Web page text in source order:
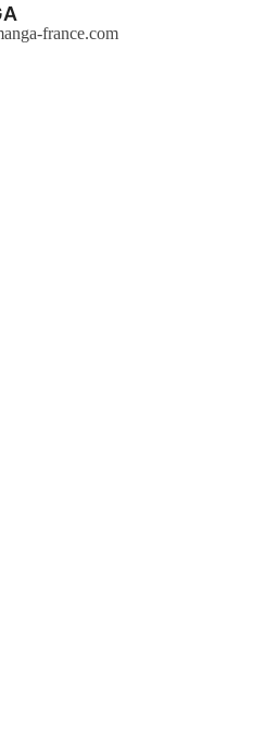
france.com